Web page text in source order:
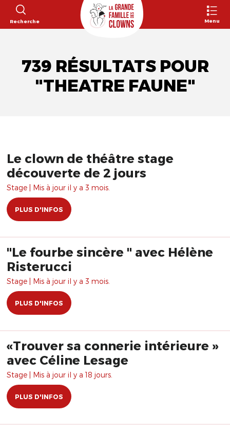
Recherche Menu
739 RÉSULTATS POUR
"THEATRE FAUNE"
Le clown de théâtre stage
découverte de 2 jours
Stage | Mis à jour il y a 3 mois.
PLUS D'INFOS
"Le fourbe sincère " avec Hélène
Risterucci
Stage | Mis à jour il y a 3 mois.
PLUS D'INFOS
«Trouver sa connerie intérieure »
avec Céline Lesage
Stage | Mis à jour il y a 18 jours.
PLUS D'INFOS